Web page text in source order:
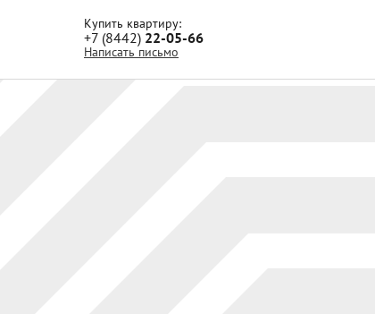
Купить квартиру:
+7 (8442) 22-05-66
Написать письмо